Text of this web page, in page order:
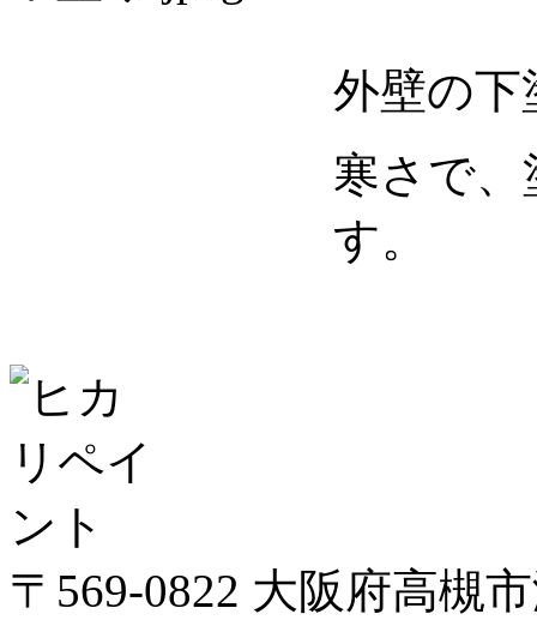
外壁の下
寒さで
す。
〒569-0822 大阪府高槻